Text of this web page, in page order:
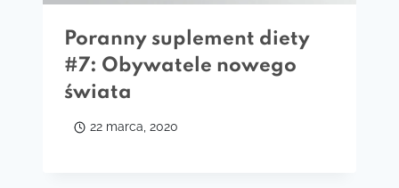
Poranny suplement diety
#7: Obywatele nowego
świata
22 marca, 2020